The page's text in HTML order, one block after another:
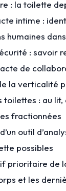
: la toilette
intime :
humaines
: savoir
de
la verticalité
toilettes : au
fractionnées
outil
possibles
prioritaire de
et les